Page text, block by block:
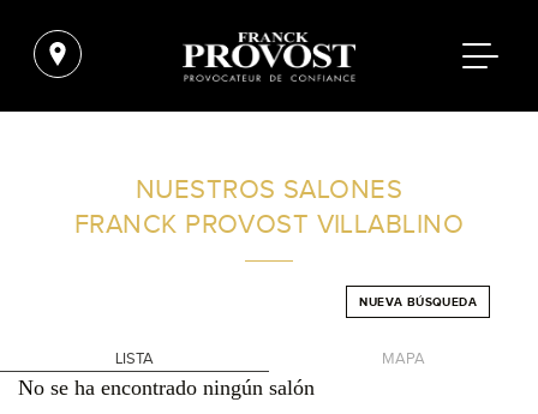
FILTROS AVANZADOS
NUESTROS SALONES
FRANCK PROVOST VILLABLINO
NUEVA BÚSQUEDA
LISTA MAPA
No se ha encontrado ningún salón